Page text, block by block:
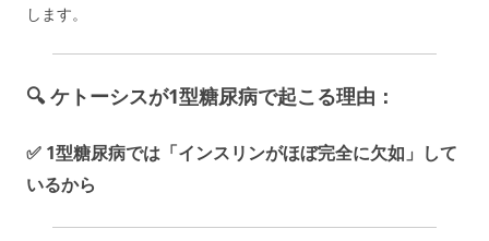
します。
🔍 ケトーシスが1型糖尿病で起こる理由：
✅ 1型糖尿病では「インスリンがほぼ完全に欠如 」して
いるから